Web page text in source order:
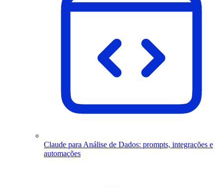
Claude para Análise de Dados: prompts, integrações e
automações